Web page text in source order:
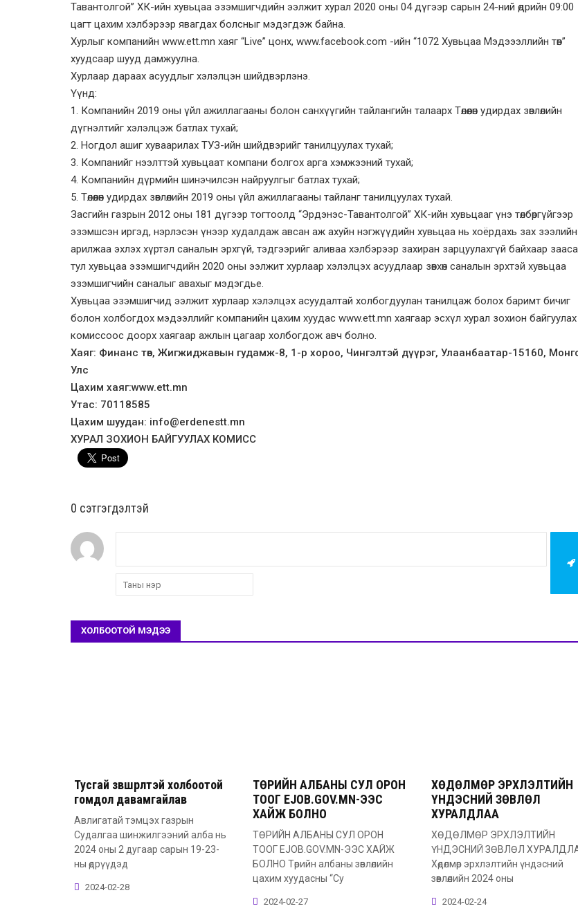
Тавантолгой” ХК-ийн хувьцаа эзэмшигчдийн ээлжит хурал 2020 оны 04 дүгээр сарын 24-ний өдрийн 09:00
цагт цахим хэлбэрээр явагдах болсныг мэдэгдэж байна.
Хурлыг компанийн www.ett.mn хаяг “Live” цонх, www.facebook.com -ийн “1072 Хувьцаа Мэдэээллийн төв”
хуудсаар шууд дамжуулна.
Хурлаар дараах асуудлыг хэлэлцэн шийдвэрлэнэ.
Үүнд:
1. Компанийн 2019 оны үйл ажиллагааны болон санхүүгийн тайлангийн талаарх Төлөөлөн удирдах зөвлөлийн
дүгнэлтийг хэлэлцэж батлах тухай;
2. Ногдол ашиг хуваарилах ТУЗ-ийн шийдвэрийг танилцуулах тухай;
3. Компанийг нээлттэй хувьцаат компани болгох арга хэмжээний тухай;
4. Компанийн дүрмийн шинэчилсэн найруулгыг батлах тухай;
5. Төлөөлөн удирдах зөвлөлийн 2019 оны үйл ажиллагааны тайланг танилцуулах тухай.
Засгийн газрын 2012 оны 181 дүгээр тогтоолд “Эрдэнэс-Тавантолгой” ХК-ийн хувьцааг үнэ төлбөргүйгээр
эзэмшсэн иргэд, нэрлэсэн үнээр худалдаж авсан аж ахуйн нэгжүүдийн хувьцаа нь хоёрдахь зах зээлийн
арилжаа эхлэх хүртэл саналын эрхгүй, тэдгээрийг аливаа хэлбэрээр захиран зарцуулахгүй байхаар
тул хувьцаа эзэмшигчдийн 2020 оны ээлжит хурлаар хэлэлцэх асуудлаар зөвхөн саналын эрхтэй хувьцаа
эзэмшигчийн саналыг авахыг мэдэгдье.
Хувьцаа эзэмшигчид ээлжит хурлаар хэлэлцэх асуудалтай холбогдуулан танилцаж болох баримт бичиг
болон холбогдох мэдээллийг компанийн цахим хуудас www.ett.mn хаягаар эсхүл хурал зохион байгуулах
комиссоос доорх хаягаар ажлын цагаар холбогдож авч болно.
Хаяг: Финанс төв, Жигжиджавын гудамж-8, 1-р хороо, Чингэлтэй дүүрэг, Улаанбаатар-15160,
Улс
Цахим хаяг:www.ett.mn
Утас: 70118585
Цахим шуудан: info@erdenestt.mn
ХУРАЛ ЗОХИОН БАЙГУУЛАХ КОМИСС
0 cэтгэгдэлтэй
ХОЛБООТОЙ МЭДЭЭ
Тусгай зөвшөөрөлтэй холбоотой
гомдол давамгайлав
Авлигатай тэмцэх газрын
Судалгаа шинжилгээний алба нь
2024 оны 2 дугаар сарын 19-23-
ны өдрүүдэд
2024-02-28
ТӨРИЙН АЛБАНЫ СУЛ ОРОН
ТООГ EJOB.GOV.MN-ЭЭС
ХАЙЖ БОЛНО
ТӨРИЙН АЛБАНЫ СУЛ ОРОН
ТООГ EJOB.GOV.MN-ЭЭС ХАЙЖ
БОЛНО Төрийн албаны зөвлөлийн
цахим хуудасны “Су
2024-02-27
ХӨДӨЛМӨР ЭРХЛЭЛТИЙН
ҮНДЭСНИЙ ЗӨВЛӨЛ
ХУРАЛДЛАА
ХӨДӨЛМӨР ЭРХЛЭЛТИЙН
ҮНДЭСНИЙ ЗӨВЛӨЛ
Хөдөлмөр эрхлэлтийн үндэсний
зөвлөлийн 2024 оны
2024-02-24